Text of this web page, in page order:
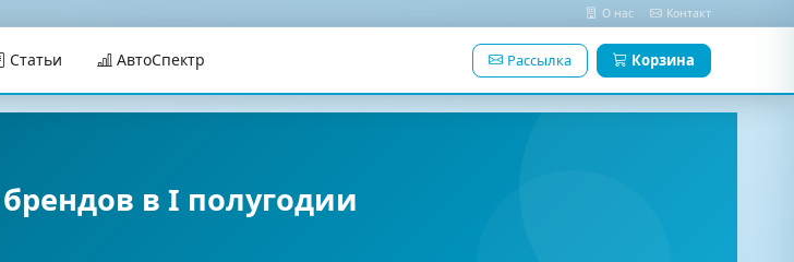
О нас Контакт
Статьи АвтоСпектр Рассылка Корзина
в I полугодии